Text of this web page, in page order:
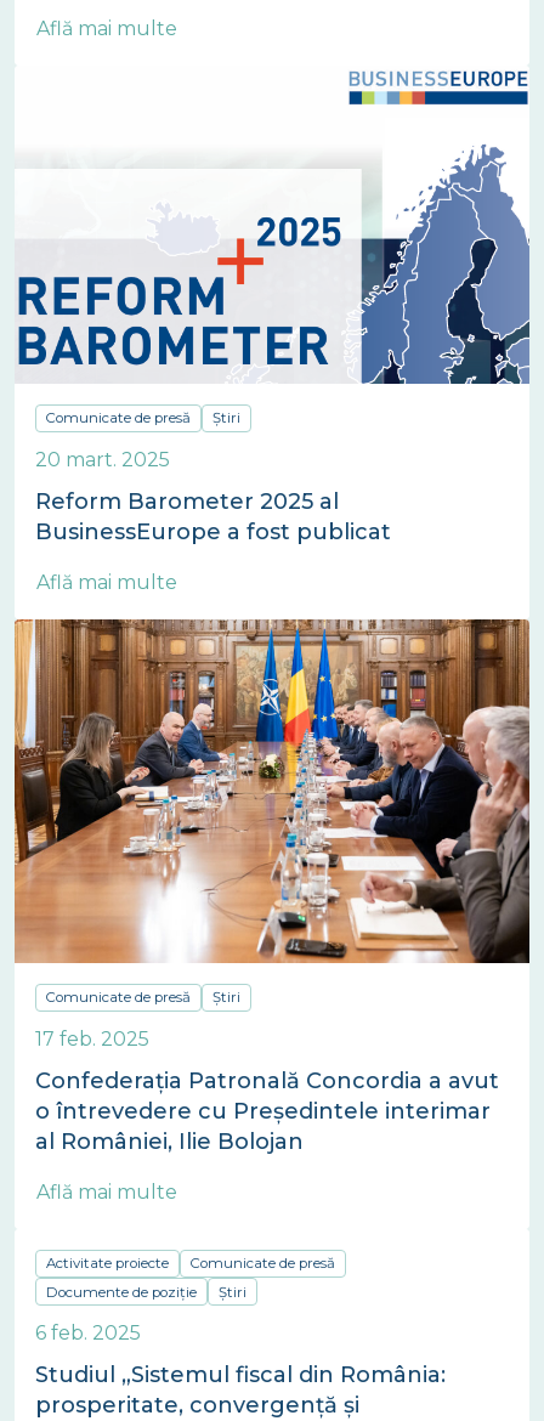
Află mai multe
Comunicate de presă Știri
20 mart. 2025
Reform Barometer 2025 al
BusinessEurope a fost publicat
Află mai multe
Comunicate de presă Știri
17 feb. 2025
Confederația Patronală Concordia a avut
o întrevedere cu Președintele interimar
al României, Ilie Bolojan
Află mai multe
Activitate proiecte
Comunicate de presă
Documente de poziție
Știri
6 feb. 2025
Studiul „Sistemul fiscal din România:
prosperitate, convergență și